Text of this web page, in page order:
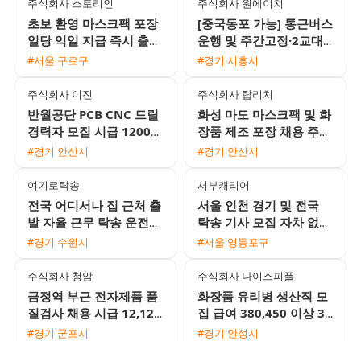
초보 환영 마스크팩 포장
일당 익일 지급 즉시 출근
가능
#서울 구로구
[중국동포 가능] 통근버스
운행 및 주간고정·2교대
맞춤 일자리 채용
#경기 시흥시
주식회사 이진
반월공단 PCB CNC 드릴
경력자 모집 시급 12000
원 및 일 교통비 지원 정
#경기 안산시
주식회사 탑리치
화성 마도 마스크팩 및 화
장품 제조 포장 채용 주5
일 주간고정 잔업없음 통
#경기 안산시
여기로탁송
전국 어디서나 집 근처 출
발 자율 근무 탁송 운전기
사 모집 초보 및 외국인
#경기 수원시
서부캐리어
서울 인천 경기 및 전국
탁송 기사 모집 자차 없이
자유롭게 근무하세요
#서울 영등포구
주식회사 청암
금정역 부근 전자제품 품
질검사 채용 시급 12,120
원 주급 가능 및 좌식근무
#경기 군포시
주식회사 나이스피플
화장품 유리병 생산직 모
집 급여 380,450 이상 3
조2교대 검사 포장 QC 외
#경기 안성시